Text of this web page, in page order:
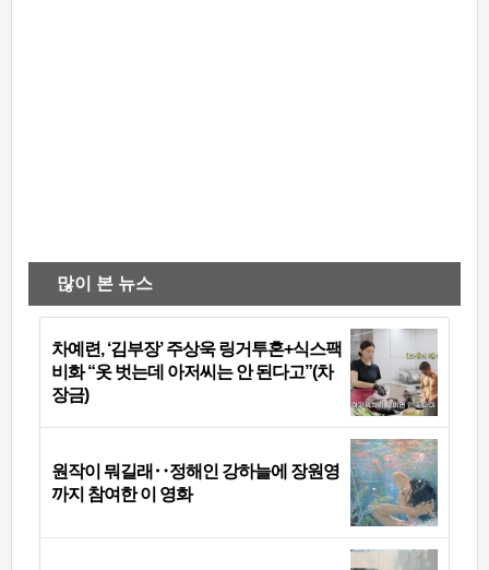
많이 본 뉴스
차예련, ‘김부장’ 주상욱 링거투혼+식스팩
비화 “옷 벗는데 아저씨는 안 된다고”(차
장금)
원작이 뭐길래‥정해인 강하늘에 장원영
까지 참여한 이 영화